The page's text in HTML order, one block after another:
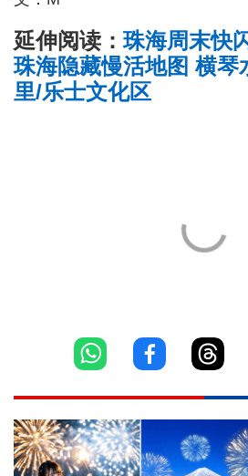
延伸阅读：珠海周末快
珠海隐藏慢活地图 横琴
里/乐士文化区